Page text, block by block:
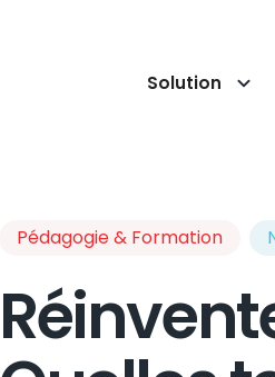
Solution
Pédagogie & Formation